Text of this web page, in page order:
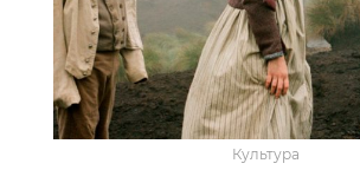
Культура